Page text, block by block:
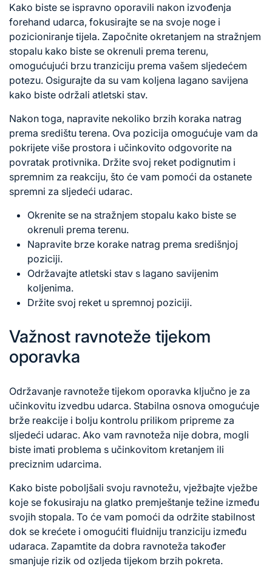
Kako biste se ispravno oporavili nakon izvođenja
forehand udarca, fokusirajte se na svoje noge i
pozicioniranje tijela. Započnite okretanjem na stražnjem
stopalu kako biste se okrenuli prema terenu,
omogućujući brzu tranziciju prema vašem sljedećem
potezu. Osigurajte da su vam koljena lagano savijena
kako biste održali atletski stav.
Nakon toga, napravite nekoliko brzih koraka natrag
prema središtu terena. Ova pozicija omogućuje vam da
pokrijete više prostora i učinkovito odgovorite na
povratak protivnika. Držite svoj reket podignutim i
spremnim za reakciju, što će vam pomoći da ostanete
spremni za sljedeći udarac.
Okrenite se na stražnjem stopalu kako biste se
okrenuli prema terenu.
Napravite brze korake natrag prema središnjoj
poziciji.
Održavajte atletski stav s lagano savijenim
koljenima.
Držite svoj reket u spremnoj poziciji.
Važnost ravnoteže tijekom
oporavka
Održavanje ravnoteže tijekom oporavka ključno je za
učinkovitu izvedbu udarca. Stabilna osnova omogućuje
brže reakcije i bolju kontrolu prilikom pripreme za
sljedeći udarac. Ako vam ravnoteža nije dobra, mogli
biste imati problema s učinkovitom kretanjem ili
preciznim udarcima.
Kako biste poboljšali svoju ravnotežu, vježbajte vježbe
koje se fokusiraju na glatko premještanje težine između
svojih stopala. To će vam pomoći da održite stabilnost
dok se krećete i omogućiti fluidniju tranziciju između
udaraca. Zapamtite da dobra ravnoteža također
smanjuje rizik od ozljeda tijekom brzih pokreta.